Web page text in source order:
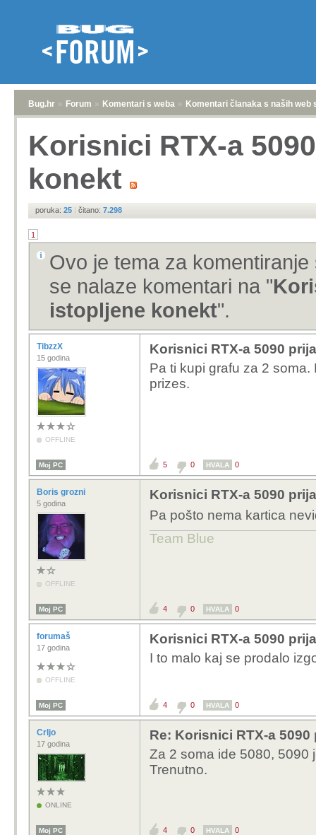
Bug.hr » Forum » Komentari s weba » Komentari članaka s naših web
Korisnici RTX-a
konekt
poruka: 25 | čitano: 7.298
1
Ovo je tema za
se nalaze komentari na "
istopljene konekt".
TibzzX
15 godina
OFFLINE
Korisnici RTX-a 5090
Pa ti kupi grafu za 2
prizes.
Moj PC 5 0 HVALA 0
Boris grozni
5 godina
OFFLINE
Korisnici RTX-a 5090
Pa pošto nema kartica
Team Blue
Moj PC 4 0 HVALA 0
forumaš
17 godina
OFFLINE
Korisnici RTX-a 5090
I to malo kaj se prodalo
Moj PC 4 0 HVALA 0
Crljo
17 godina
ONLINE
Re: Korisnici RTX-a
Za 2 soma ide 5080, 5090
Trenutno.
Moj PC 4 0 HVALA 0